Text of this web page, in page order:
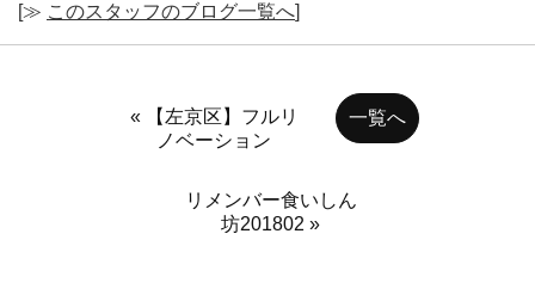
[≫ このスタッフのブログ一覧へ]
« 【左京区】フルリ
ノベーション
一覧へ
リメンバー食いしん
坊201802 »